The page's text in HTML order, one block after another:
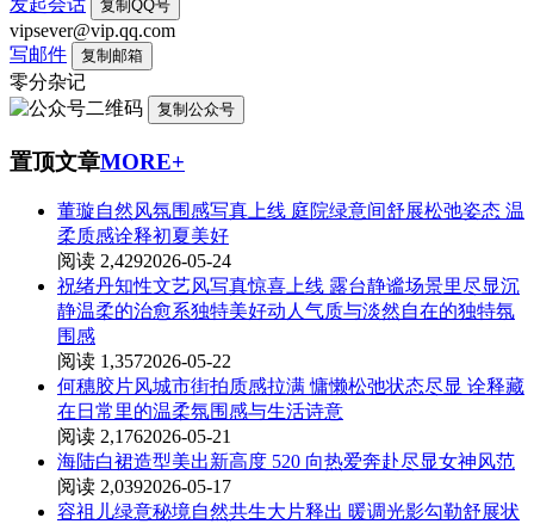
复制QQ号
vipsever@vip.qq.com
写邮件
复制邮箱
零分杂记
复制公众号
置顶文章MORE+
董璇自然风氛围感写真上线 庭院绿意间舒展松弛姿态 温
柔质感诠释初夏美好
阅读 2,4292026-05-24
祝绪丹知性文艺风写真惊喜上线 露台静谧场景里尽显沉
静温柔的治愈系独特美好动人气质与淡然自在的独特氛
围感
阅读 1,3572026-05-22
何穗胶片风城市街拍质感拉满 慵懒松弛状态尽显 诠释藏
在日常里的温柔氛围感与生活诗意
阅读 2,1762026-05-21
海陆白裙造型美出新高度 520 向热爱奔赴尽显女神风范
阅读 2,0392026-05-17
容祖儿绿意秘境自然共生大片释出 暖调光影勾勒舒展状